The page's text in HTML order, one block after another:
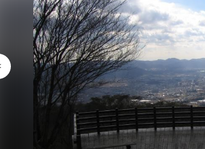
스포츠
나이트 라이프
세계유산
역사/문화
치유
자연
Moshimo Travel 빈고(備後)
비북(備北)
게이호쿠(芸北)
미야지마(宮島) 주변
야마구치(山口)현 동부
아키(安芸)
빈고(備後)
비북(備北)
게이호쿠(芸北)
미야지마(宮島)
야마구치(山口)현
에히메(愛媛)현
조 트래픽 요약
설 혼잡 상황
로시마 OMOTENASHI 패스
하물 보관 및 배송 서비스
자원봉사 가이드
히로시마현내 매
야마구치(山口)현 동부
에히메(愛媛)현
시마네(島根)현